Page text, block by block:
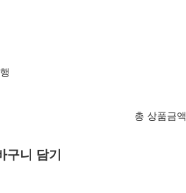
총 상품금액
구니 담기